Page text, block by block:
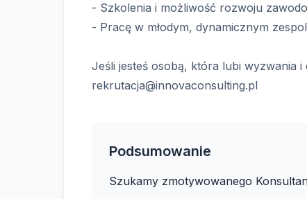
- Szkolenia i możliwość rozwoju
- Pracę w młodym, dynamicznym
Jeśli jesteś osobą, która lubi wyzwania
rekrutacja@innovaconsulting.pl
Podsumowanie
Szukamy zmotywowanego